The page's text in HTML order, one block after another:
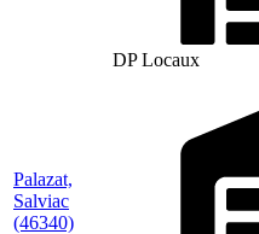
DP Locaux
Palazat,
Salviac
(46340)